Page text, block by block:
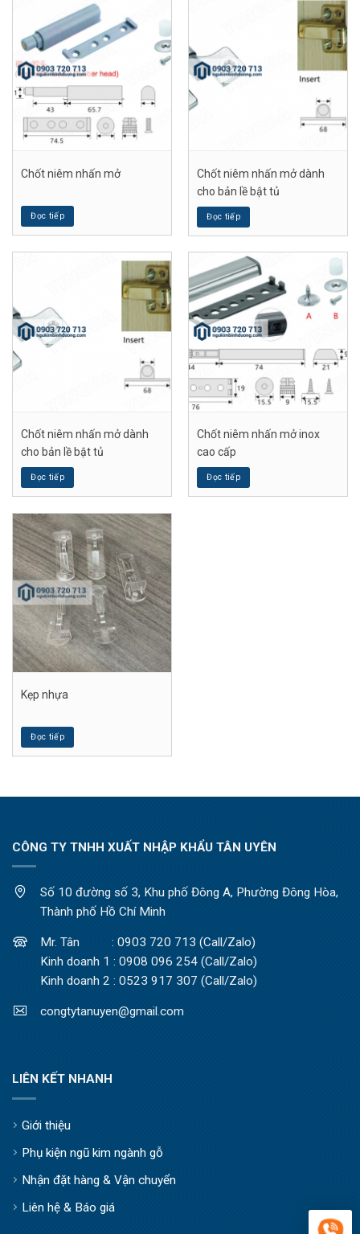
Chốt niêm nhấn mở
Đọc tiếp
Chốt niêm nhấn mở dành
cho bản lề bật tủ
Đọc tiếp
Chốt niêm nhấn mở dành
cho bản lề bật tủ
Đọc tiếp
Chốt niêm nhấn mở inox
cao cấp
Đọc tiếp
Kẹp nhựa
Đọc tiếp
CÔNG TY TNHH XUẤT NHẬP KHẨU TÂN UYÊN
Số 10 đường số 3, Khu phố Đông A, Phường Đông Hòa,
Thành phố Hồ Chí Minh
Mr. Tân : 0903 720 713 (Call/Zalo)
Kinh doanh 1 : 0908 096 254 (Call/Zalo)
Kinh doanh 2 : 0523 917 307 (Call/Zalo)
congtytanuyen@gmail.com
LIÊN KẾT NHANH
Giới thiệu
Phụ kiện ngũ kim ngành gỗ
Nhận đặt hàng & Vận chuyển
Liên hệ & Báo giá